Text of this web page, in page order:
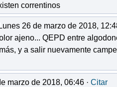
correntinos
26 de marzo de 2018,
ajeno... QEPD entre
y a salir nuevamente
marzo de 2018, 06:46 · Citar